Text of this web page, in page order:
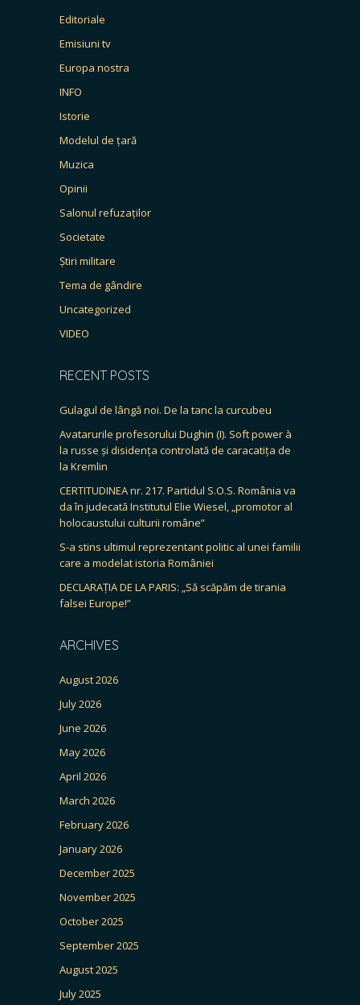
Editoriale
Emisiuni tv
Europa nostra
INFO
Istorie
Modelul de țară
Muzica
Opinii
Salonul refuzaților
Societate
Știri militare
Tema de gândire
Uncategorized
VIDEO
RECENT POSTS
Gulagul de lângă noi. De la tanc la curcubeu
Avatarurile profesorului Dughin (I). Soft power à
la russe și disidența controlată de caracatița de
la Kremlin
CERTITUDINEA nr. 217. Partidul S.O.S. România va
da în judecată Institutul Elie Wiesel, „promotor al
holocaustului culturii române”
S-a stins ultimul reprezentant politic al unei familii
care a modelat istoria României
DECLARAȚIA DE LA PARIS: „Să scăpăm de tirania
falsei Europe!”
ARCHIVES
August 2026
July 2026
June 2026
May 2026
April 2026
March 2026
February 2026
January 2026
December 2025
November 2025
October 2025
September 2025
August 2025
July 2025